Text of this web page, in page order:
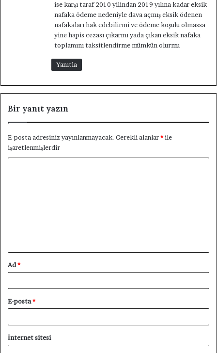
ise karşı taraf 2010 yilindan 2019 yılına kadar eksik
nafaka ödeme nedeniyle dava açmış eksik ödenen
nafakaları hak edebilirmi ve ödeme koşulu olmassa
yine hapis cezası çıkarmı yada çıkan eksik nafaka
toplamını taksitlendirme mümkün olurmu
Yanıtla
Bir yanıt yazın
E-posta adresiniz yayınlanmayacak. Gerekli alanlar*ile
işaretlenmişlerdir
Ad*
E-posta*
İnternet sitesi